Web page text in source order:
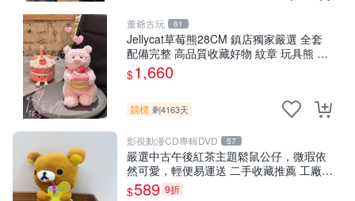
董爺古玩 61
Jellycat草莓熊28CM 鎮店獨家嚴選 全套
配備完整 高品質收藏好物 紋章 玩具熊 定
制熊
$1,660
競標 剩4163天
影視動漫CD專輯DVD 57
嚴選中古午後紅茶主題鬆鼠公仔，微瑕依
然可愛，輕便易運送 二手收藏推薦 工廠直
營 快遞到府 中古 玩偶 公仔
$589 9折